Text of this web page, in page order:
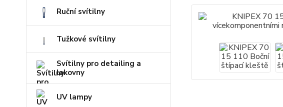
Ruční svítilny
Tužkové svítilny
Svítilny pro detailing a
lakovny
UV lampy